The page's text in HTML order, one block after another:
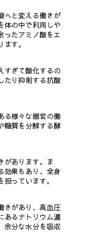
へと変える働きが
体の中で利用しや
ったアミノ酸をエ
す。
すぎて酸化するの
たり抑制する抗酸
る様々な器官の働
糖質を分解する酵
があります。ま
効果もあり、全身
っています。
きがあり、高血圧
あるナトリウム濃
余分な水分を吸収